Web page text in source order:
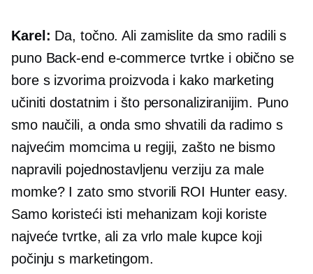
Karel: Da, točno. Ali zamislite da smo radili s
puno Back-end e-commercetvrtke i obično se
bore s izvorima proizvoda i kako marketing
učiniti dostatnim i što personaliziranijim. Puno
smo naučili, a onda smo shvatili da radimo s
najvećim momcima u regiji, zašto ne bismo
napravili pojednostavljenu verziju za male
momke? I zato smo stvorili ROI Hunter easy.
Samo koristeći isti mehanizam koji koriste
najveće tvrtke, ali za vrlo male kupce koji
počinju s marketingom.